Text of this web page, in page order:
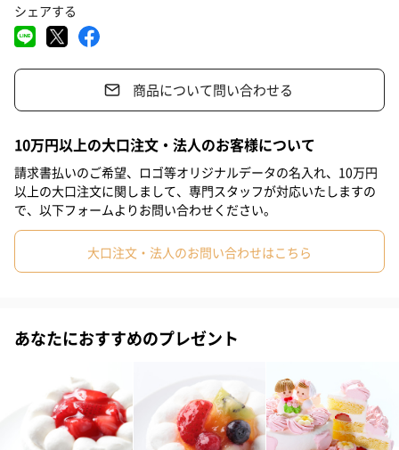
メキシコ産完熟マンゴーを当店こだわりタルトにたっぷりとのせ
て、中にはタルト専用のバニラカスタードと北海道十勝産最高級
タルトの土台となるサクサク生地はパートシュクレ（ビスケット
（クレーム・オー・ダマンド）を流し入れました。さらにタルト
生地を焼き上げてアーモンドの香ばしいリッチな風味とテイスト
を加えた二重構造のタルト生地に仕上げております。
ームの中には、天然のマダガスカル産バニラビーンズを使用して
いますのでバニラの自然な香りをお楽しみいただけます。
タルトの品質を決定するもう一つのクリームが生クリームです。
#父の日
#サプライズ
#敬老の日 #入学祝い #就職祝い
#妹 #息子 #娘 #姪 #甥 #女子大学生
#部下女性 #義父 #義母 #取引先男性 #取引先女性
#男性 #女性 #夫 #妻 #父親 #彼女 #祖母
#男子大学生 #10代 #20代前半
#40代 #50代 #90代
シェアする
商品について問い合わせる
10万円以上の大口注文・法人のお客様について
請求書払いのご希望、ロゴ等オリジナルデータの名入れ、10万円
以上の大口注文に関しまして、専門スタッフが対応いたしますの
で、以下フォームよりお問い合わせください。
大口注文・法人のお問い合わせはこちら
あなたにおすすめのプレゼント